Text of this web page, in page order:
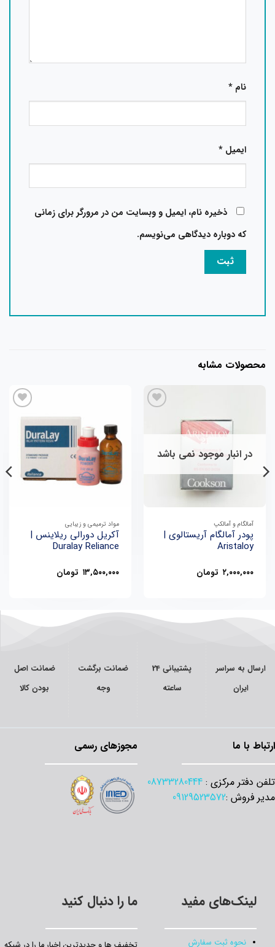
نام *
ایمیل *
ذخیره نام، ایمیل و وبسایت من در مرورگر برای زمانی
که دوباره دیدگاهی می‌نویسم.
محصولات مشابه
در انبار موجود نمی باشد
آمالگام و آمالکپ
پودر آمالگام آریستالوی |
Aristaloy
۲,۰۰۰,۰۰۰ تومان
مواد ترمیمی و زیبایی
آکریل دورالی ریلاینس |
Duralay Reliance
۱۳,۵۰۰,۰۰۰ تومان
ارسال به سراسر
ایران
پشتیبانی 24
ساعته
ضمانت برگشت
وجه
ضمانت اصل
بودن کالا
ارتباط با ما
تلفن دفتر مرکزی : 08733280444
مدیر فروش :09129523572
مجوزهای رسمی
لینک‌های مفید
نحوه ثبت سفارش
ما را دنبال کنید